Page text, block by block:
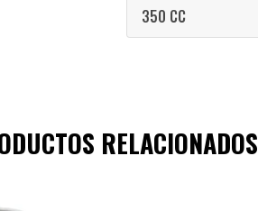
350 CC
RELACIONADOS